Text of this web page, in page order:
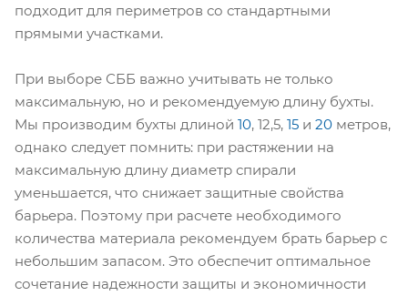
подходит для периметров со стандартными
прямыми участками.
При выборе СББ важно учитывать не только
максимальную, но и рекомендуемую длину бухты.
Мы производим бухты длиной 10, 12,5, 15 и 20 метров,
однако следует помнить: при растяжении на
максимальную длину диаметр спирали
уменьшается, что снижает защитные свойства
барьера. Поэтому при расчете необходимого
количества материала рекомендуем брать барьер с
небольшим запасом. Это обеспечит оптимальное
сочетание надежности защиты и экономичности